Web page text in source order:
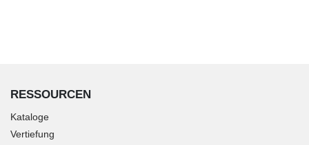
RESSOURCEN
Kataloge
Vertiefung